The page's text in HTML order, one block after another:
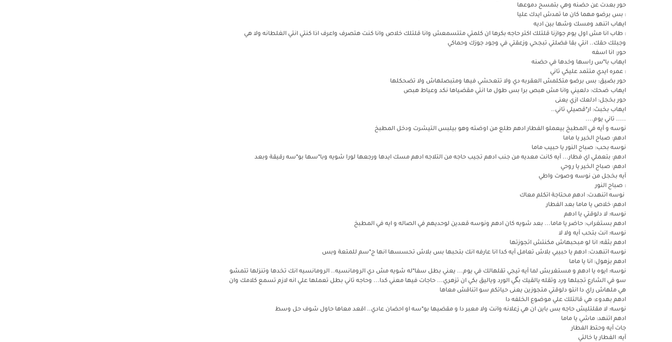
حور بعدت عن حضنه وهي بتمسح دموعها
: بس برضو مهما كان ما تمدش ايدك عليا
ايهاب اتنهد ومسك وشها بين اديه
: طاب انا مش اول يوم جوازنا قلتلك اكتر حاجه بكرها ان كلمتي متتسمعش وانا قلتلك خلاص وانا كنت هتصرف واعرف اذا كنتي انتي الغلطانه ولا هي
وجبلك حقك.. انتي بقا فضلتي تبجحي وزعقتي في وجود جوزك وحماكي
حور: انا اسفه
ايهاب با*س راسها وخدها في حضنه
: عمره ايدي متتمد عليكي تاني
حور بضيق: بس برضو متكلمش العقربه دي ولا تتعحشي فيها ومتبصلهاش ولا تضحكلها
ايهاب ضحك: دلعيني وانا مش هبص برا بس طول ما انتي مقضياها نكد وعياط هبص
حور بخجل: ادلعك ازي يعنى
ايهاب بخبث: ار*قصيلي تاني..
..... تاني يوم....
نوسه و آيه في المطبخ بيعملو الفطار ادهم طلع من اوضته وهو بيلبس التيشرت ودخل المطبخ
ادهم: صباح الخير يا ماما
نوسه بحب: صباح النور يا حبيب ماما
ادهم: بتعملي اي فطار... آيه كانت معديه من جنب ادهم تجيب حاجه من التلاجه ادهم مسك ايدها ورجعها لورا شويه وبا*سها بو*سه رقيقة وبعد
ادهم: صباح الخير يا روحي
آيه بخجل من نوسه وصوت واطي
: صباح النور
نوسه اتنهدت: ادهم محتاجة اتكلم معاك
ادهم: خلاص يا ماما بعد الفطار
نوسه: لا دلوقتي يا ادهم
ادهم بستغراب: حاضر يا ماما... بعد شويه كان ادهم ونوسه قعدين لوحديهم في الصاله و ايه في المطبخ
نوسه: انت بتحب آيه ولا لا
ادهم بثقه: انا لو مبحبهاش مكنتش اتجوزتها
نوسه اتنهدت: ادهم يا حبيبي بلاش تعامل آيه كدا انا عارفه انك بتحبها بس بلاش تحسسها انها ج*سم للمتعة وبس
ادهم بزهول: انا يا ماما
نوسه: ايوه يا ادهم و مستغربش لما آيه تيجي تقلهالك في يوم... يعني بطل سفا*له شويه مش دي الرومانسيه.. الرومانسيه انك تخدها وتنزلها تتمشو
سو في الشارع تجبلها ورد وتقله يالقيك بگي الورد وياليق بكي ان تزهري... حاجات فيها معني كدا... وحاجه تاني بطل تعملها علي انه لازم تسمع كلامك وان
هي ملهاش راي دا انتو دلوقتي متجوزين يعنى حياتكم سو اتناقش معاها
ادهم بهدوء: هي قالتلك علي موضوع الخلفه دا
نوسه: لا مقلتليش حاجه بس باين ان هي زعلانه وانت ولا معبر دا و مقضيها بو*سه او احضان عادي.. اقعد معاها حاول شوف حل وسط
ادهم اتنهد: ماشي يا ماما
جات آيه وحتط الفطار
آيه: الفطار يا خالتي